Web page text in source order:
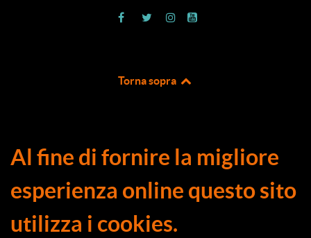
Torna sopra
Al fine di fornire la migliore
esperienza online questo sito
utilizza i cookies.